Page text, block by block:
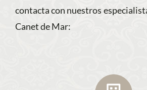
contacta con nuestros
Canet de Mar: